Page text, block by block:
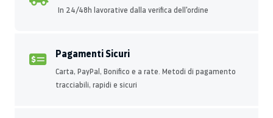
In 24/48h lavorative dalla verifica dell'ordine
Pagamenti Sicuri
Carta, PayPal, Bonifico e a rate. Metodi di pagamento
tracciabili, rapidi e sicuri